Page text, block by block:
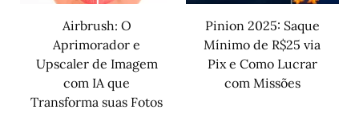
Airbrush: O
Aprimorador e
Upscaler de Imagem
com IA que
Transforma suas Fotos
Pinion 2025: Saque
Mínimo de R$25 via
Pix e Como Lucrar
com Missões